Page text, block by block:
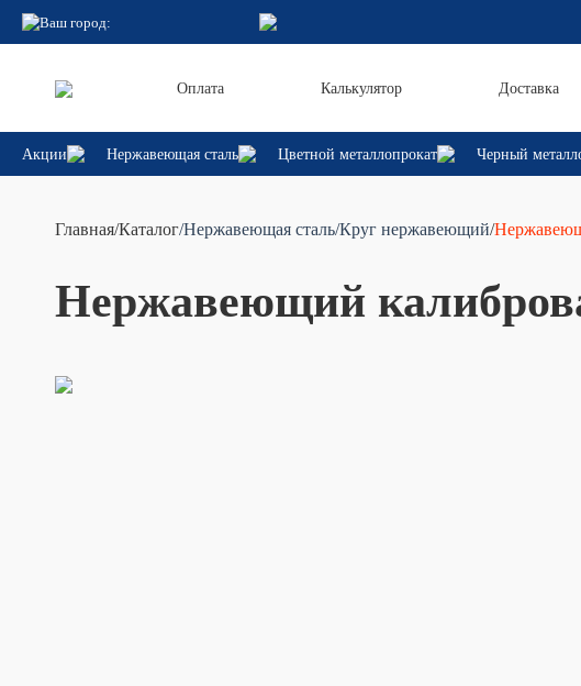
Ваш город:
Оплата Калькулятор Доставка
Акции Нержавеющая сталь Цветной металлопрокат Черный
Главная/Каталог/Нержавеющая сталь/Круг нержавеющий/
Нержавеющий